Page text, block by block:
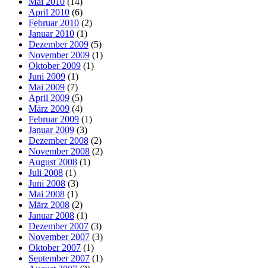
April 2010 (6)
Februar 2010 (2)
Januar 2010 (1)
Dezember 2009 (5)
November 2009 (1)
Oktober 2009 (1)
Juni 2009 (1)
Mai 2009 (7)
April 2009 (5)
März 2009 (4)
Februar 2009 (1)
Januar 2009 (3)
Dezember 2008 (2)
November 2008 (2)
August 2008 (1)
Juli 2008 (1)
Juni 2008 (3)
Mai 2008 (1)
März 2008 (2)
Januar 2008 (1)
Dezember 2007 (3)
November 2007 (3)
Oktober 2007 (1)
September 2007 (1)